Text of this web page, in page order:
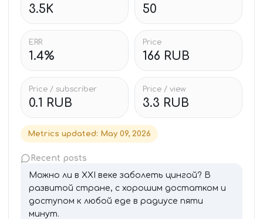
3.5K 50
ERR
1.4%
Price
166 RUB
Price / subscriber
0.1 RUB
Price / view
3.3 RUB
Metrics updated: May 09, 2026
Recent posts
Можно ли в XXI веке заболеть цингой? В
развитой стране, с хорошим достатком и
доступом к любой еде в радиусе пяти
минут.